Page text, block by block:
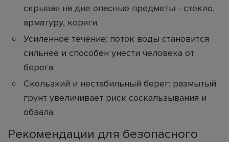
скрывая на дне опасные предметы - стекло,
арматуру, коряги.
Усиленное течение: поток воды становится
сильнее и способен унести человека от
берега.
Скользкий и нестабильный берег: размытый
грунт увеличивает риск соскальзывания и
обвала.
Рекомендации для безопасного